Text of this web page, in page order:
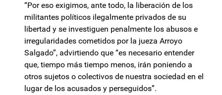
“Por eso exigimos, ante todo, la liberación de los
militantes políticos ilegalmente privados de su
libertad y se investiguen penalmente los abusos e
irregularidades cometidos por la jueza Arroyo
Salgado”, advirtiendo que “es necesario entender
que, tiempo más tiempo menos, irán poniendo a
otros sujetos o colectivos de nuestra sociedad en el
lugar de los acusados y perseguidos”.